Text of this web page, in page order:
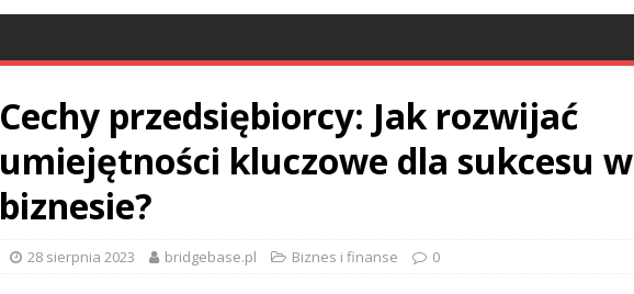
Cechy przedsiębiorcy: Jak rozwijać
umiejętności kluczowe dla sukcesu w
biznesie?
28 sierpnia 2023 bridgebase.pl Biznes i finanse 0